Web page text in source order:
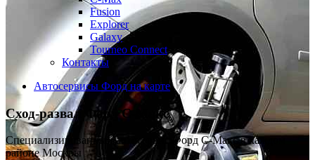
Fusion
Explorer
Galaxy
Tourneo Connect
Контакты
Автосервисы Форд на карте
Сход-развал Форд С-Макс
Специализированный автосервис Форд С-Макс в каждом
районе Москвы